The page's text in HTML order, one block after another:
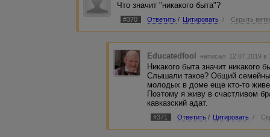
Что значит "никакого быта"?
#370 Ответить / Цитировать / Скрыть
Educatedfool написал 12.07.2019
Никакого быта значит никакого
Слышали такое? Общий
молодых в доме еще кто-то
Поэтому я живу в счастливом
кавказский адат.
#371 Ответить / Цитировать /